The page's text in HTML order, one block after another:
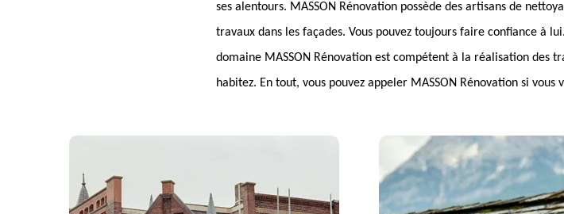
ses alentours. MASSON Rénovation possède des artisans de
travaux dans les façades. Vous pouvez toujours faire confiance à
domaine MASSON Rénovation est compétent à la réalisation des
habitez. En tout, vous pouvez appeler MASSON Rénovation si